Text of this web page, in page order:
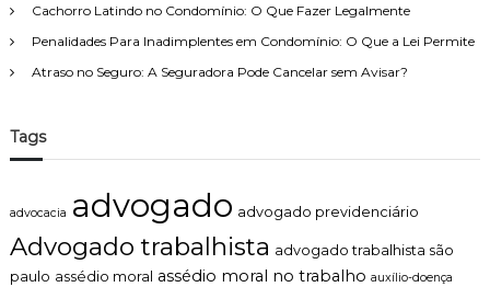
Cachorro Latindo no Condomínio: O Que Fazer Legalmente
Penalidades Para Inadimplentes em Condomínio: O Que a Lei Permite
Atraso no Seguro: A Seguradora Pode Cancelar sem Avisar?
Tags
advocacia advogado advogado previdenciário
Advogado trabalhista advogado trabalhista são
paulo assédio moral assédio moral no trabalho auxílio-doença